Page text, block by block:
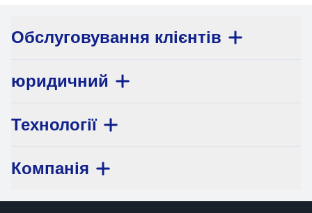
Обслуговування клієнтів
юридичний
Технології
Компанія